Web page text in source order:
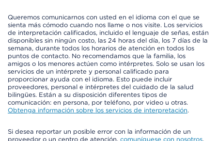
Queremos comunicarnos con usted en el idioma con el que se
sienta más cómodo cuando nos llame o nos visite. Los servicios
de interpretación calificados, incluido el lenguaje de señas, están
disponibles sin ningún costo, las 24 horas del día, los 7 días de la
semana, durante todos los horarios de atención en todos los
puntos de contacto. No recomendamos que la familia, los
amigos o los menores actúen como intérpretes. Solo se usan los
servicios de un intérprete y personal calificado para
proporcionar ayuda con el idioma. Esto puede incluir
proveedores, personal e intérpretes del cuidado de la salud
bilingües. Están a su disposición diferentes tipos de
comunicación: en persona, por teléfono, por video u otras.
Obtenga información sobre los servicios de interpretación.
Si desea reportar un posible error con la información de un
proveedor o un centro de atención, comuníquese con nosotros.